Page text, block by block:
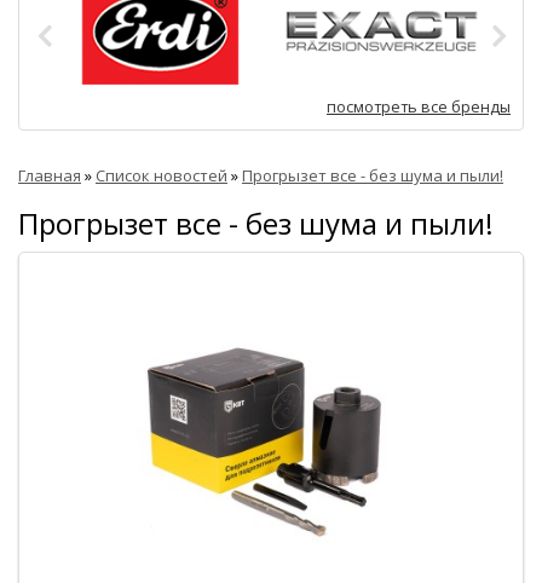
посмотреть все бренды
Главная » Список новостей »Прогрызет все - без шума и пыли!
Прогрызет все - без шума и пыли!